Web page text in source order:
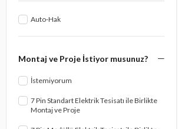
PEUGEOT 4007 - ÇEKI DEMIRI
Auto-Hak
Montaj ve Proje İstiyor musunuz?
İstemiyorum
7 Pin Standart Elektrik Tesisatı ile Birlikte
Montaj ve Proje